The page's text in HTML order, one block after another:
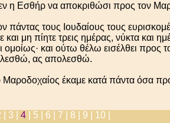
η Εσθήρ να αποκριθώσι προς τον
πάντας τους Ιουδαίους τους
και μη πίητε τρεις ημέρας, νύκτα και
ομοίως· και ούτω θέλω εισέλθει προς
ας απολεσθώ.
έκαμε κατά πάντα όσα
| 3 | 4 5 | 6 | 7 | 8 | 9 | 10 |